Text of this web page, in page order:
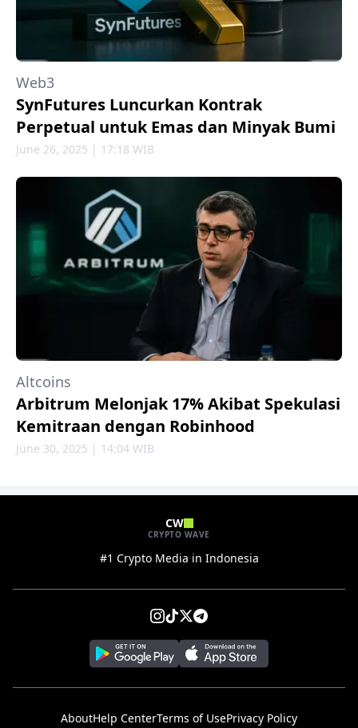
Web3
SynFutures Luncurkan Kontrak
Perpetual untuk Emas dan Minyak Bumi
June 26, 2025 | 17:18 WIB
Altcoins
Arbitrum Melonjak 17% Akibat Spekulasi
Kemitraan dengan Robinhood
June 30, 2025 | 14:04 WIB
CW
CRYPTO WAVE
#1 Crypto Media in Indonesia
AboutHelp CenterTerms of UsePrivacy Policy